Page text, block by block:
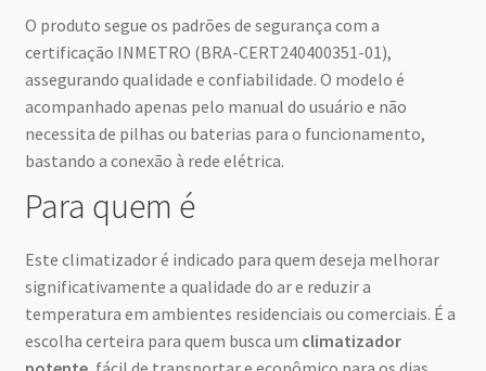
O produto segue os padrões de segurança com a
certificação INMETRO (BRA-CERT240400351-01),
assegurando qualidade e confiabilidade. O modelo é
acompanhado apenas pelo manual do usuário e não
necessita de pilhas ou baterias para o funcionamento,
bastando a conexão à rede elétrica.
Para quem é
Este climatizador é indicado para quem deseja melhorar
significativamente a qualidade do ar e reduzir a
temperatura em ambientes residenciais ou comerciais. É a
escolha certeira para quem busca um climatizador